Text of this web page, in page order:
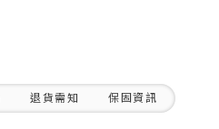
退貨需知 保固資訊